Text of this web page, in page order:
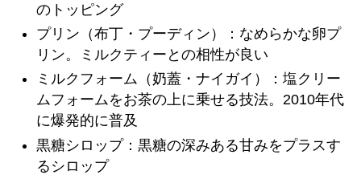
のトッピング
プリン（布丁・プーディン）：なめらかな卵プ
リン。ミルクティーとの相性が良い
ミルクフォーム（奶蓋・ナイガイ）：塩クリー
ムフォームをお茶の上に乗せる技法。2010年代
に爆発的に普及
黒糖シロップ：黒糖の深みある甘みをプラスす
るシロップ